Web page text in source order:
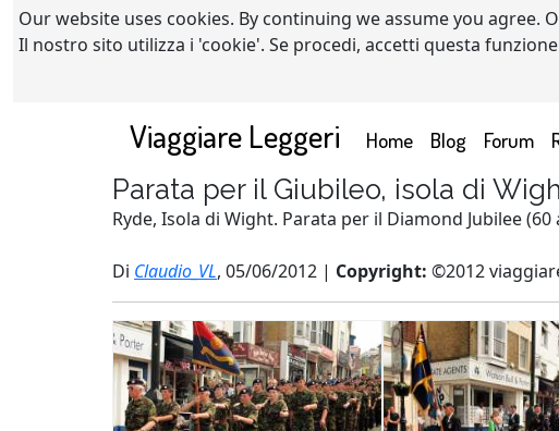
Our website uses cookies. By continuing we assume you agree.
Il nostro sito utilizza i 'cookie'. Se procedi, accetti questa
Viaggiare Leggeri Home(current)
Blog Forum
Parata per il Giubileo, isola di
Ryde, Isola di Wight. Parata per il Diamond Jubilee
Di Claudio_VL, 05/06/2012 | Copyright: ©2012